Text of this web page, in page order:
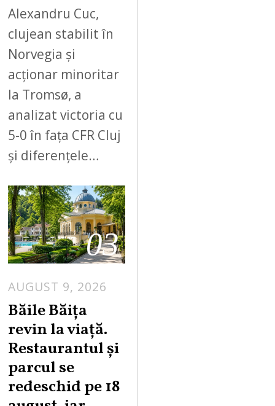
Alexandru Cuc,
clujean stabilit în
Norvegia și
acționar minoritar
la Tromsø, a
analizat victoria cu
5-0 în fața CFR Cluj
și diferențele…
03
AUGUST 9, 2026
S
9
Băile Băița
revin la viață.
Restaurantul și
parcul se
redeschid pe 18